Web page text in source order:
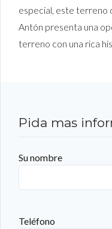
especial, este terreno
Antón presenta una
terreno con una rica
Pida mas
Su nombre
Teléfono